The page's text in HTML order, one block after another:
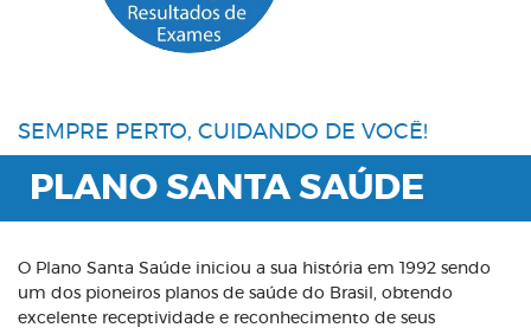
SEMPRE PERTO, CUIDANDO DE VOCÊ!
PLANO SANTA SAÚDE
O Plano Santa Saúde iniciou a sua história em 1992 sendo
um dos pioneiros planos de saúde do Brasil, obtendo
excelente receptividade e reconhecimento de seus